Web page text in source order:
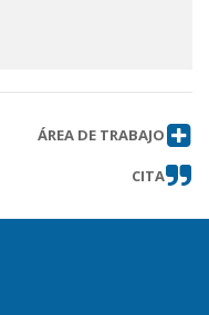
ÁREA DE TRABAJO
CITA